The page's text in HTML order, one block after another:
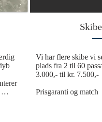
Vi har flere skibe vi
plads fra 2 til 60
3.000,- til kr. 7.500,-
Prisgaranti og match